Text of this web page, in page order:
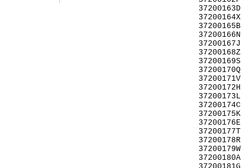
37200163D
37200164X
37200165B
37200166N
37200167J
37200168Z
37200169S
37200170Q
37200171V
37200172H
37200173L
37200174C
37200175K
37200176E
37200177T
37200178R
37200179W
37200180A